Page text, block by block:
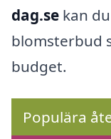
dag.se kan
blomsterbud
budget.
Populära